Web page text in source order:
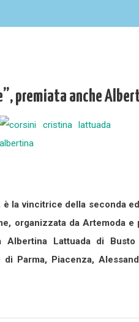
premiata anche
la vincitrice della seconda
organizzata da Artemoda e
Lattuada di
Parma, Piacenza,